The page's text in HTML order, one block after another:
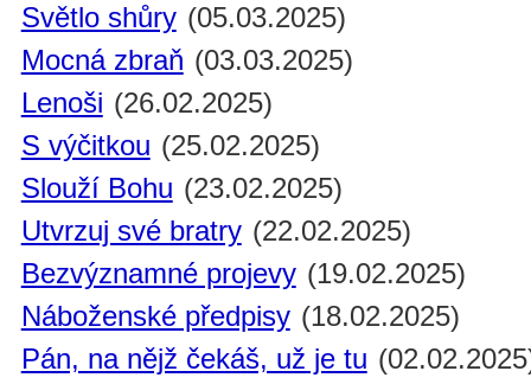
Světlo shůry (05.03.2025)
Mocná zbraň (03.03.2025)
Lenoši (26.02.2025)
S výčitkou (25.02.2025)
Slouží Bohu (23.02.2025)
Utvrzuj své bratry (22.02.2025)
Bezvýznamné projevy (19.02.2025)
Náboženské předpisy (18.02.2025)
Pán, na nějž čekáš, už je tu